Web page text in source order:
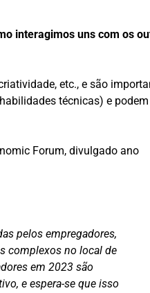
interagimos uns com os
etc., e são
técnicas) e podem
Forum, divulgado ano
pelos empregadores,
complexos no local de
em 2023 são
e espera-se que isso